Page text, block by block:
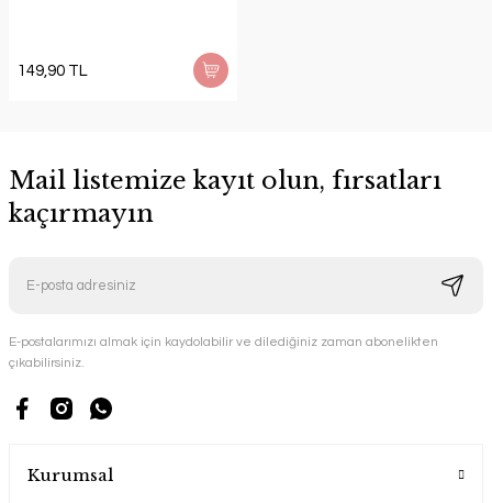
149,90 TL
Mail listemize kayıt olun, fırsatları
kaçırmayın
E-postalarımızı almak için kaydolabilir ve dilediğiniz zaman abonelikten
çıkabilirsiniz.
Kurumsal